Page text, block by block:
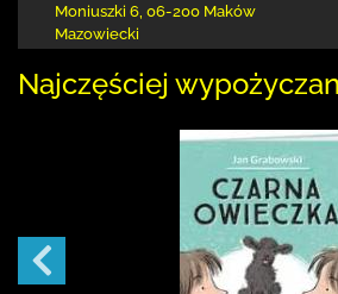
Moniuszki 6 06-200 Maków
Mazowiecki
Najczęściej